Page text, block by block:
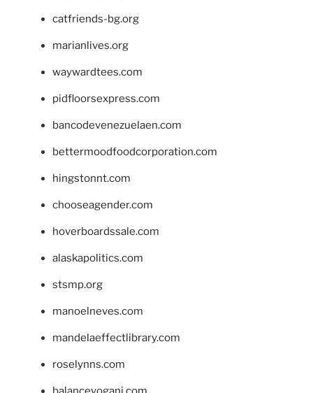
catfriends-bg.org
marianlives.org
waywardtees.com
pidfloorsexpress.com
bancodevenezuelaen.com
bettermoodfoodcorporation.com
hingstonnt.com
chooseagender.com
hoverboardssale.com
alaskapolitics.com
stsmp.org
manoelneves.com
mandelaeffectlibrary.com
roselynns.com